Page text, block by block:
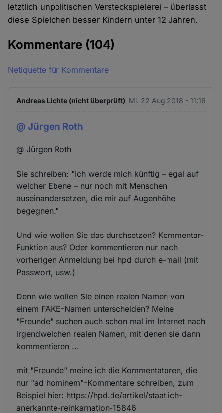
letztlich unpolitischen Versteckspielerei – überlasst
diese Spielchen besser Kindern unter 12 Jahren.
Kommentare (104)
Netiquette für Kommentare
Andreas Lichte (nicht überprüft) Mi. 22 Aug 2018 - 11:16
@ Jürgen Roth
@ Jürgen Roth
Sie schreiben: "Ich werde mich künftig – egal auf
welcher Ebene – nur noch mit Menschen
auseinandersetzen, die mir auf Augenhöhe
begegnen."
Und wie wollen Sie das durchsetzen? Kommentar-
Funktion aus? Oder kommentieren nur nach
vorherigen Anmeldung bei hpd durch e-mail (mit
Passwort, usw.)
Denn wie wollen Sie einen realen Namen von
einem FAKE-Namen unterscheiden? Meine
"Freunde" suchen auch schon mal im Internet nach
irgendwelchen realen Namen, mit denen sie dann
kommentieren ...
mit "Freunde" meine ich die Kommentatoren, die
nur "ad hominem"-Kommentare schreiben, zum
Beispiel hier: https://hpd.de/artikel/staatlich-
anerkannte-reinkarnation-15846